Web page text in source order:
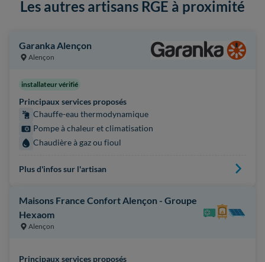
Les autres artisans RGE à proximité
Garanka Alençon
Alençon
installateur vérifié
Principaux services proposés
Chauffe-eau thermodynamique
Pompe à chaleur et climatisation
Chaudière à gaz ou fioul
Plus d'infos sur l'artisan
Maisons France Confort Alençon - Groupe
Hexaom
Alençon
Principaux services proposés